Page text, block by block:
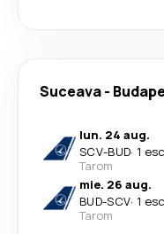
Suceava-
lun. 24 aug.
SCV-BUD· 1
Tarom
mie. 26 aug.
BUD-SCV· 1
Tarom